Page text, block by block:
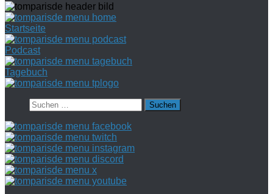
Startseite
Podcast
Tagebuch
Suchen
nach: